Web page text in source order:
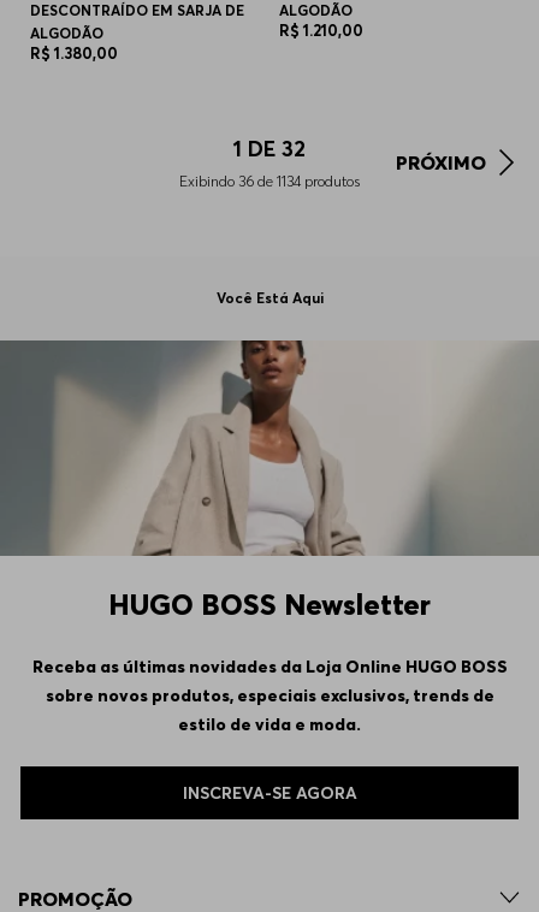
DESCONTRAÍDO EM SARJA DE
ALGODÃO
R$ 1.380,00
ALGODÃO
R$ 1.210,00
1 DE 32
Exibindo 36 de 1134 produtos
PRÓXIMO
Você Está Aqui
HUGO BOSS Newsletter
Receba as últimas novidades da Loja Online HUGO BOSS
sobre novos produtos, especiais exclusivos, trends de
estilo de vida e moda.
INSCREVA-SE AGORA
PROMOÇÃO